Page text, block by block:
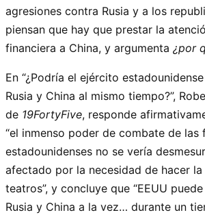
agresiones contra Rusia y a los
piensan que hay que prestar la
financiera a China, y argumenta ¿por
En “¿Podría el ejército
Rusia y China al mismo tiempo?”,
de 19FortyFive, responde
“el inmenso poder de combate de las
estadounidenses no se vería
afectado por la necesidad de hacer
teatros”, y concluye que “EEUU
Rusia y China a la vez… durante un